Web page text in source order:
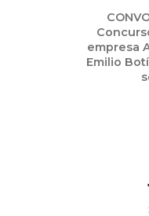
empresa
Emilio